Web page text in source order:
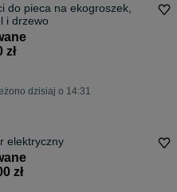
do pieca na ekogroszek,
i drzewo
zł
dzisiaj o 14:31
elektryczny
zł